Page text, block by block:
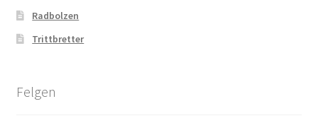
Radbolzen
Trittbretter
Felgen